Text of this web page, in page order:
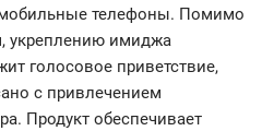
телефоны. Помимо
укреплению имиджа
голосовое приветствие,
с привлечением
Продукт обеспечивает